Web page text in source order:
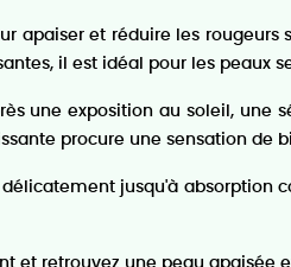
apaiser et réduire les
il est idéal pour les peaux
une exposition au soleil,
procure une sensation
jusqu'à absorption
et retrouvez une peau apaisée